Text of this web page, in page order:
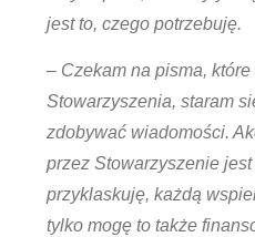
jest to, czego potrzebuję.
– Czekam na pisma,
Stowarzyszenia, staram
zdobywać wiadomości.
przez Stowarzyszenie
przyklaskuję, każdą
tylko mogę to także